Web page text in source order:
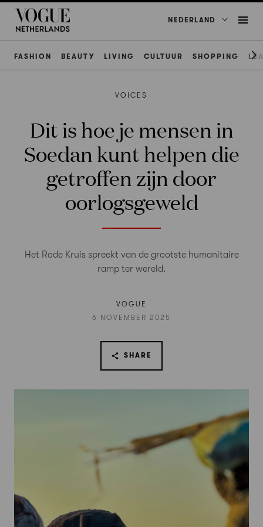
NEDERLAND
FASHION BEAUTY LIVING CULTUUR SHOPPING
VOICES
Dit is hoe je mensen in
Soedan kunt helpen die
getroffen zijn door
oorlogsgeweld
Het Rode Kruis spreekt van de grootste humanitaire
ramp ter wereld.
VOGUE
6 NOVEMBER 2025
SHARE